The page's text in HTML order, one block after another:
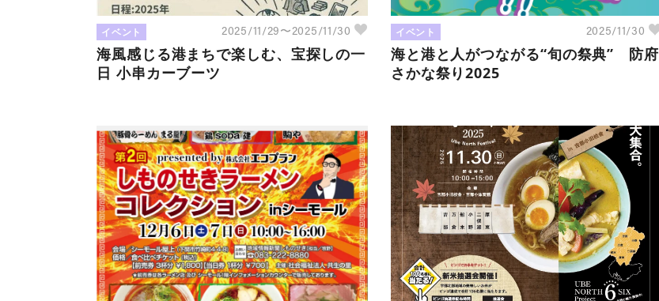
イベント 2025/11/29〜2025/11/30
海風感じる港まちで楽しむ、宝探しの一
日 小串カーブーツ
イベント 2025/11/30
海と港と人がつながる“旬の祭典” 防府
さかな祭り2025